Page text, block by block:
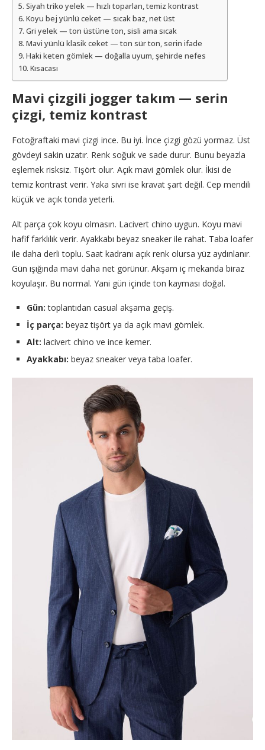
Siyah triko yelek — hızlı toparlan, temiz kontrast
Koyu bej yünlü ceket — sıcak baz, net üst
Gri yelek — ton üstüne ton, sisli ama sıcak
Mavi yünlü klasik ceket — ton sür ton, serin ifade
Haki keten gömlek — doğalla uyum, şehirde nefes
Kısacası
Mavi çizgili jogger takım — serin
çizgi, temiz kontrast
Fotoğraftaki mavi çizgi ince. Bu iyi. İnce çizgi gözü yormaz. Üst
gövdeyi sakin uzatır. Renk soğuk ve sade durur. Bunu beyazla
eşlemek risksiz. Tişört olur. Açık mavi gömlek olur. İkisi de
temiz kontrast verir. Yaka sivri ise kravat şart değil. Cep mendili
küçük ve açık tonda yeterli.
Alt parça çok koyu olmasın. Lacivert chino uygun. Koyu mavi
hafif farklılık verir. Ayakkabı beyaz sneaker ile rahat. Taba loafer
ile daha derli toplu. Saat kadranı açık renk olursa yüz aydınlanır.
Gün ışığında mavi daha net görünür. Akşam iç mekanda biraz
koyulaşır. Bu normal. Yani gün içinde ton kayması doğal.
Gün: toplantıdan casual akşama geçiş.
İç parça: beyaz tişört ya da açık mavi gömlek.
Alt: lacivert chino ve ince kemer.
Ayakkabı: beyaz sneaker veya taba loafer.